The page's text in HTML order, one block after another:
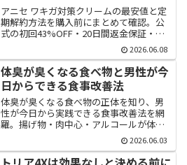
アニセ ワキガ対策クリームの最安値と定
期解約方法を購入前にまとめて確認。公
式の初回43%OFF・20日間返金保証・次
回発送10日前までの解約条件・送料・支
払い方法を整理し、損せず始めるための
比較ポイントと注意点をやさしく解説し
ます。
2026.06.08
体臭が臭くなる食べ物と男性が今
日からできる食事改善法
体臭が臭くなる食べ物の正体を知り、男
性が今日から実践できる食事改善法を網
羅。揚げ物・肉中心・アルコールが体臭
を強める仕組み、控えたい習慣、朝昼夜
で見直すポイント、改善に役立つ栄養素
まで解説します。30代男性のニオイ不安
2026.06.03